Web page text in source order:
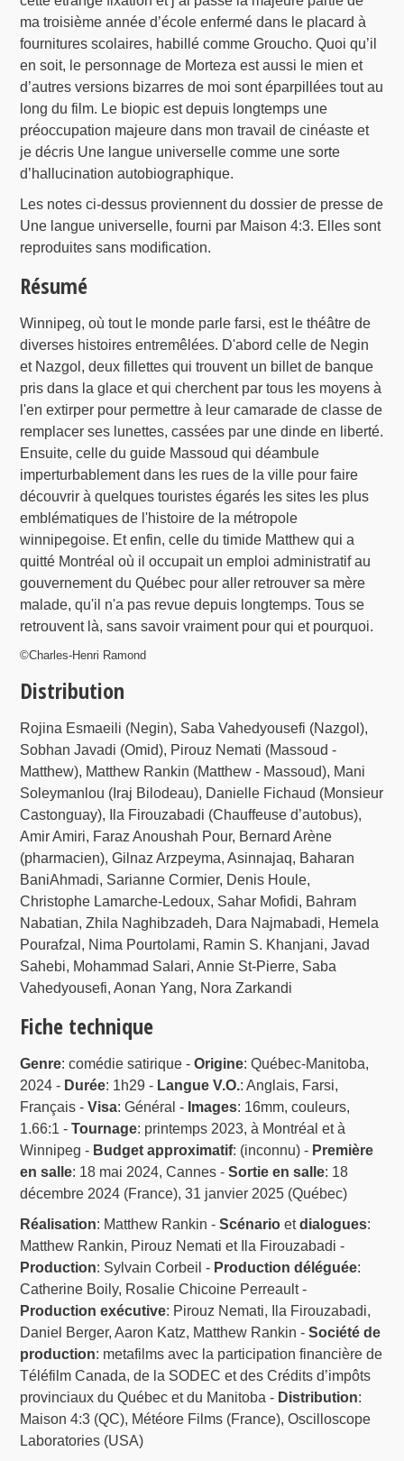
ma troisième année d’école enfermé dans le placard à
fournitures scolaires, habillé comme Groucho. Quoi qu’il
en soit, le personnage de Morteza est aussi le mien et
d’autres versions bizarres de moi sont éparpillées tout au
long du film. Le biopic est depuis longtemps une
préoccupation majeure dans mon travail de cinéaste et
je décris Une langue universelle comme une sorte
d’hallucination autobiographique.
Les notes ci-dessus proviennent du dossier de presse de
Une langue universelle, fourni par Maison 4:3. Elles sont
reproduites sans modification.
Résumé
Winnipeg, où tout le monde parle farsi, est le théâtre de
diverses histoires entremêlées. D'abord celle de Negin
et Nazgol, deux fillettes qui trouvent un billet de banque
pris dans la glace et qui cherchent par tous les moyens à
l'en extirper pour permettre à leur camarade de classe de
remplacer ses lunettes, cassées par une dinde en liberté.
Ensuite, celle du guide Massoud qui déambule
imperturbablement dans les rues de la ville pour faire
découvrir à quelques touristes égarés les sites les plus
emblématiques de l'histoire de la métropole
winnipegoise. Et enfin, celle du timide Matthew qui a
quitté Montréal où il occupait un emploi administratif au
gouvernement du Québec pour aller retrouver sa mère
malade, qu'il n'a pas revue depuis longtemps. Tous se
retrouvent là, sans savoir vraiment pour qui et pourquoi.
©Charles-Henri Ramond
Distribution
Rojina Esmaeili (Negin), Saba Vahedyousefi (Nazgol),
Sobhan Javadi (Omid), Pirouz Nemati (Massoud -
Matthew), Matthew Rankin (Matthew - Massoud), Mani
Soleymanlou (Iraj Bilodeau), Danielle Fichaud (Monsieur
Castonguay), Ila Firouzabadi (Chauffeuse d’autobus),
Amir Amiri, Faraz Anoushah Pour, Bernard Arène
(pharmacien), Gilnaz Arzpeyma, Asinnajaq, Baharan
BaniAhmadi, Sarianne Cormier, Denis Houle,
Christophe Lamarche-Ledoux, Sahar Mofidi, Bahram
Nabatian, Zhila Naghibzadeh, Dara Najmabadi, Hemela
Pourafzal, Nima Pourtolami, Ramin S. Khanjani, Javad
Sahebi, Mohammad Salari, Annie St-Pierre, Saba
Vahedyousefi, Aonan Yang, Nora Zarkandi
Fiche technique
Genre: comédie satirique -Origine: Québec-Manitoba,
2024 - Durée: 1h29 - Langue V.O.: Anglais, Farsi,
Français -Visa: Général - Images: 16mm, couleurs,
1.66:1 -Tournage: printemps 2023, à Montréal et à
Winnipeg - Budget approximatif: (inconnu) - Première
en salle: 18 mai 2024, Cannes -Sortie en salle: 18
décembre 2024 (France), 31 janvier 2025 (Québec)
Réalisation: Matthew Rankin -Scénario etdialogues:
Matthew Rankin, Pirouz Nemati et Ila Firouzabadi -
Production: Sylvain Corbeil - Production déléguée:
Catherine Boily, Rosalie Chicoine Perreault -
Production exécutive: Pirouz Nemati, Ila Firouzabadi,
Daniel Berger, Aaron Katz, Matthew Rankin -Société de
production: metafilms avec la participation financière de
Téléfilm Canada, de la SODEC et des Crédits d’impôts
provinciaux du Québec et du Manitoba - Distribution:
Maison 4:3 (QC), Météore Films (France), Oscilloscope
Laboratories (USA)